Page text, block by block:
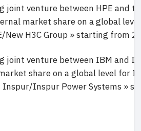
joint venture between HPE and
market share on a global
New H3C Group » starting from
joint venture between IBM and
share on a global level for
Inspur/Inspur Power Systems »